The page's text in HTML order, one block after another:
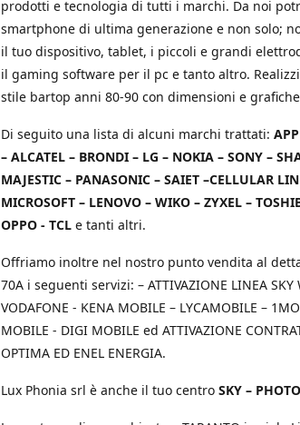
prodotti e tecnologia di tutti i marchi. Da noi
smartphone di ultima generazione e non solo;
il tuo dispositivo, tablet, i piccoli e grandi
il gaming software per il pc e tanto altro.
stile bartop anni 80-90 con dimensioni e
Di seguito una lista di alcuni marchi trattati:
– ALCATEL – BRONDI – LG – NOKIA – SONY –
MAJESTIC – PANASONIC – SAIET –CELLULAR
MICROSOFT – LENOVO – WIKO – ZYXEL –
OPPO - TCL e tanti altri.
Offriamo inoltre nel nostro punto vendita al
70A i seguenti servizi: – ATTIVAZIONE LINEA
VODAFONE - KENA MOBILE – LYCAMOBILE –
MOBILE - DIGI MOBILE ed ATTIVAZIONE
OPTIMA ED ENEL ENERGIA.
Lux Phonia srl è anche il tuo centro SKY –